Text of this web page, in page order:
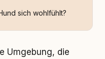
sich wohlfühlt?
Umgebung, die